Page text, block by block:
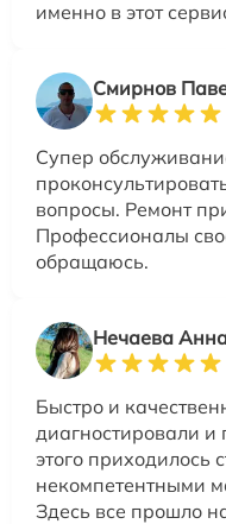
именно в этот
Смирнов
Супер
вопросы. Ремонт
Профессионалы
обращаюсь.
Нечаева
Быстро и
диагностировали и
этого приходилось
некомпетентными
Здесь все прошло